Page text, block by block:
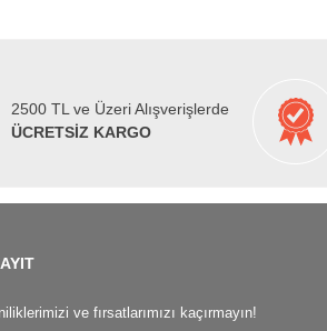
2500 TL ve Üzeri Alışverişlerde
ÜCRETSİZ KARGO
ve fırsatlarımızı kaçırmayın!